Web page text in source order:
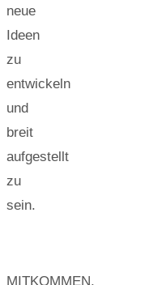
neue
Ideen
zu
entwickeln
und
breit
aufgestellt
zu
sein.
MITKOMMEN.